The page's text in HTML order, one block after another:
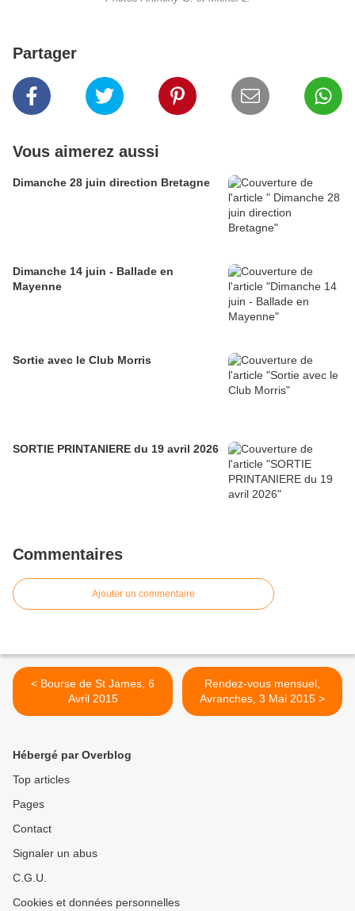
Partager
Vous aimerez aussi
Dimanche 28 juin direction Bretagne
Dimanche 14 juin - Ballade en
Mayenne
Sortie avec le Club Morris
SORTIE PRINTANIERE du 19 avril 2026
Commentaires
Ajouter un commentaire
< Bourse de St James, 6
Avril 2015
Rendez-vous mensuel,
Avranches, 3 Mai 2015 >
Hébergé par Overblog
Top articles
Pages
Contact
Signaler un abus
C.G.U.
Cookies et données personnelles